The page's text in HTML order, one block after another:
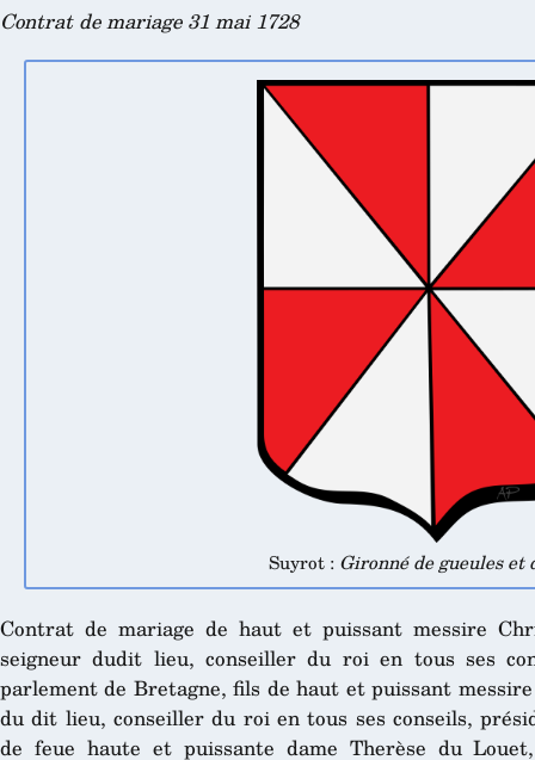
Contrat de mariage 31 mai 1728
Suyrot : Gironné de gueules et
Contrat de mariage de haut et puissant messire
seigneur dudit lieu, conseiller du roi en tous ses
parlement de Bretagne, fils de haut et puissant
du dit lieu, conseiller du roi en tous ses conseils,
de feue haute et puissante dame Therèse du